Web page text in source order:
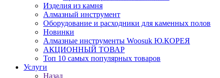
Изделия из камня
Алмазный инструмент
Оборудование и расходники для каменных полов
Новинки
Алмазные инструменты Woosuk Ю.КОРЕЯ
АКЦИОННЫЙ ТОВАР
Топ 10 самых популярных товаров
Услуги
Назад